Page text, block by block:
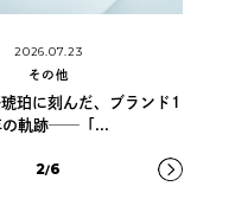
んだ、ブランド1
──「...
3/6